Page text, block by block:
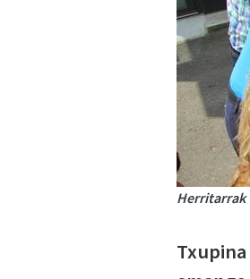
Herritarrak